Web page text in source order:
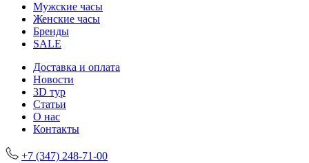
Мужские часы
Женские часы
Бренды
SALE
Доставка и оплата
Новости
3D тур
Статьи
О нас
Контакты
+7 (347) 248-71-00